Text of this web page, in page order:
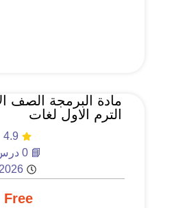
مادة البرمجة الصف
الترم الاول لغات
4.9
📘 0 درس
2026
Free